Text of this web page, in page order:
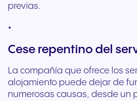
previas.
Cese repentino del
La compañía que ofrece los
alojamiento puede dejar de
numerosas causas, desde un